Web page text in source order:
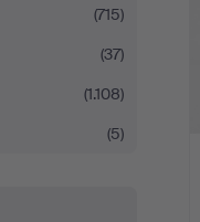
(715)
(37)
(1.108)
(5)